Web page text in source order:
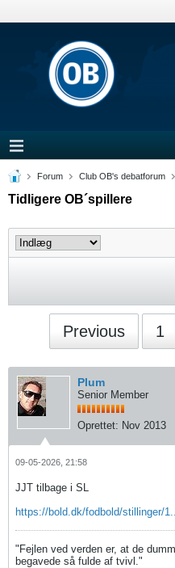
Forum Club OB's debatforum
Tidligere OB´spillere
Previous 1
Plum
Senior Member
Oprettet: Nov 2013
09-05-2026, 21:58
JJT tilbage i SL
https://bold.dk/fodbold/stillinger/
"Fejlen ved verden er, at de
begavede så fulde af tvivl."